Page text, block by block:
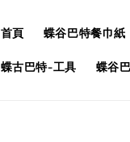
首頁 蝶谷巴特餐巾紙
蝶古巴特-工具
蝶谷